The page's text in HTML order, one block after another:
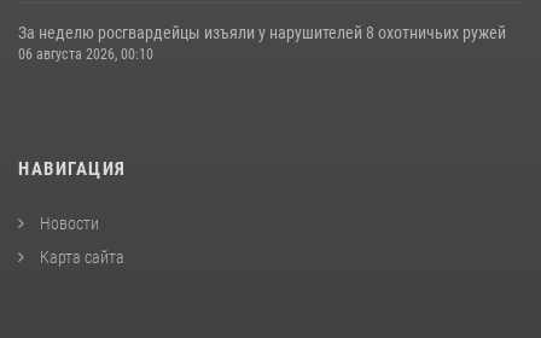
За неделю росгвардейцы изъяли у нарушителей 8 охотничьих ружей
06 августа 2026, 00:10
НАВИГАЦИЯ
Новости
Карта сайта